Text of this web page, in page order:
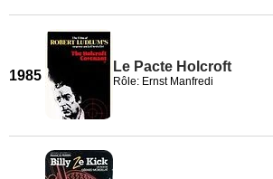
1985
Le Pacte Holcroft
Rôle: Ernst Manfredi